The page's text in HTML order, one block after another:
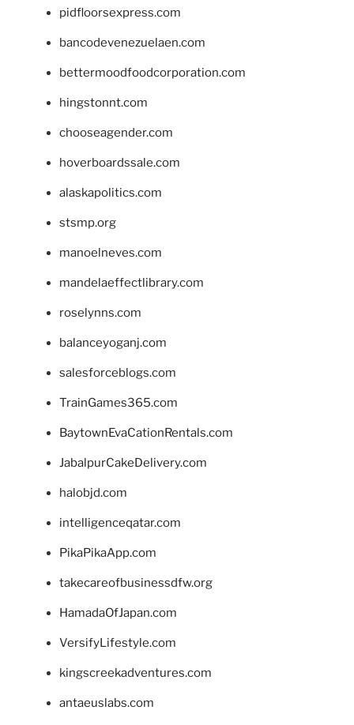
pidfloorsexpress.com
bancodevenezuelaen.com
bettermoodfoodcorporation.com
hingstonnt.com
chooseagender.com
hoverboardssale.com
alaskapolitics.com
stsmp.org
manoelneves.com
mandelaeffectlibrary.com
roselynns.com
balanceyoganj.com
salesforceblogs.com
TrainGames365.com
BaytownEvaCationRentals.com
JabalpurCakeDelivery.com
halobjd.com
intelligenceqatar.com
PikaPikaApp.com
takecareofbusinessdfw.org
HamadaOfJapan.com
VersifyLifestyle.com
kingscreekadventures.com
antaeuslabs.com